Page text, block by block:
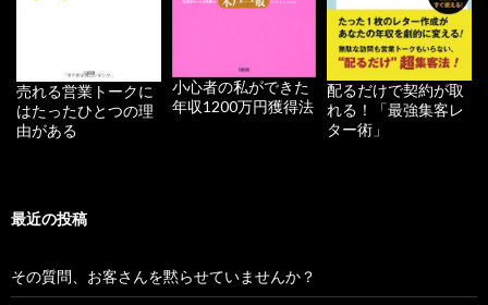
売れる営業トークに
はたったひとつの理
由がある
小心者の私ができた
年収1200万円獲得法
配るだけで契約が取
れる！「最強集客レ
ター術」
最近の投稿
その質問、お客さんを黙らせていませんか？